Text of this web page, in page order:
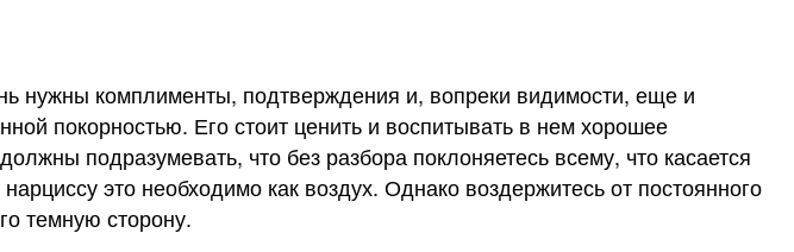
нужны комплименты, подтверждения и, вопреки видимости, еще и
покорностью. Его стоит ценить и воспитывать в нем хорошее
подразумевать, что без разбора поклоняетесь всему, что касается
это необходимо как воздух. Однако воздержитесь от постоянного
темную сторону.